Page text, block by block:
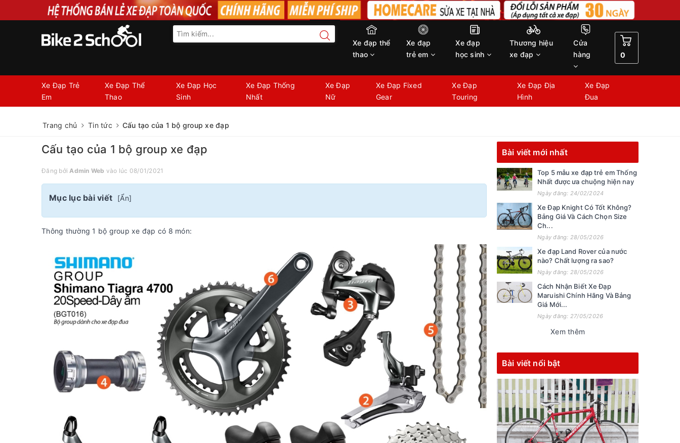
Xe đạp thể
thao
Xe đạp
trẻ em
Xe đạp
học sinh
Thương hiệu
xe đạp
Cửa
hàng
0
Xe Đạp Trẻ
Em
Xe Đạp Thể
Thao
Xe Đạp Học
Sinh
Xe Đạp Thống
Nhất
Xe Đạp
Nữ
Xe Đạp Fixed
Gear
Xe Đạp
Touring
Xe Đạp Địa
Hình
Xe Đạp
Đua
Trang chủ Tin tức Cấu tạo của 1 bộ group xe đạp
Cấu tạo của 1 bộ group xe đạp
Đăng bởiAdmin Web vào lúc 08/01/2021
Mục lục bài viết [Ẩn]
Thông thường 1 bộ group xe đạp có 8 món:
Bài viết mới nhất
Top 5 mẫu xe đạp trẻ em Thống
Nhất được ưa chuộng hiện nay
Ngày đăng: 24/02/2024
Xe Đạp Knight Có Tốt Không?
Bảng Giá Và Cách Chọn Size
Ch...
Ngày đăng: 28/05/2026
Xe đạp Land Rover của nước
nào? Chất lượng ra sao?
Ngày đăng: 28/05/2026
Cách Nhận Biết Xe Đạp
Maruishi Chính Hãng Và Bảng
Giá Mới...
Ngày đăng: 27/05/2026
Xem thêm
Bài viết nổi bật